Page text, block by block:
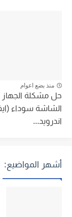
منذ بضع اعوام
حل مشكلة
الشاشة سوداء
اندرويد...
أشهر المواضيع: